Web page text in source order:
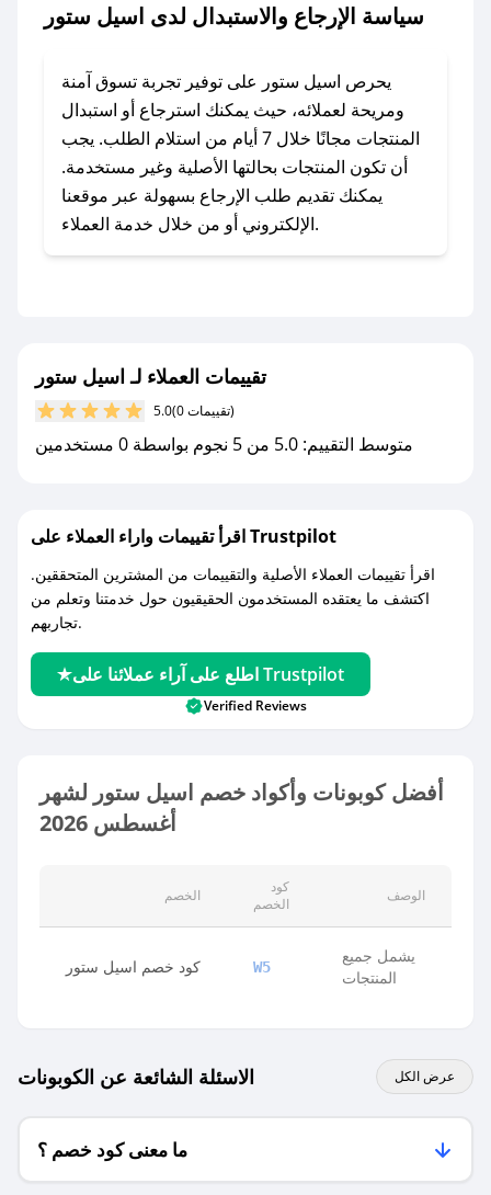
أسرع وقت ممكن.
### كيف تحصل على كوبونات خصم حصرية من
اسيل ستور؟
للحصول على كوبونات وخصومات حصرية، قم بما
يلي:
- اضغط على أيقونة متابعة لمتجر اسيل ستور في
تطبيق صحصح.
مع صحصح، تسوق بذكاء ووفّر على كل مشترياتك مع
سياسة الإرجاع والاستبدال لدى اسيل ستور
يحرص اسيل ستور على توفير تجربة تسوق آمنة
ومريحة لعملائه، حيث يمكنك استرجاع أو استبدال
المنتجات مجانًا خلال 7 أيام من استلام الطلب. يجب
أن تكون المنتجات بحالتها الأصلية وغير مستخدمة.
يمكنك تقديم طلب الإرجاع بسهولة عبر موقعنا
الإلكتروني أو من خلال خدمة العملاء.
تقييمات العملاء لـ اسيل ستور
5.0 (0 تقييمات)
متوسط التقييم: 5.0 من 5 نجوم بواسطة 0 مستخدمين
اقرأ تقييمات واراء العملاء على Trustpilot
اقرأ تقييمات العملاء الأصلية والتقييمات من المشترين المتحققين.
اكتشف ما يعتقده المستخدمون الحقيقيون حول خدمتنا وتعلم من
تجاربهم.
اطلع على آراء عملائنا على Trustpilot
Verified Reviews
أفضل كوبونات وأكواد خصم اسيل ستور لشهر
أغسطس 2026
الخصم
كود
الخصم
الوصف
كود خصم اسيل ستور W5
يشمل جميع
المنتجات
الاسئلة الشائعة عن الكوبونات عرض الكل
ما معنى كود خصم ؟